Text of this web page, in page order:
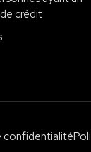
crédit
confidentialité